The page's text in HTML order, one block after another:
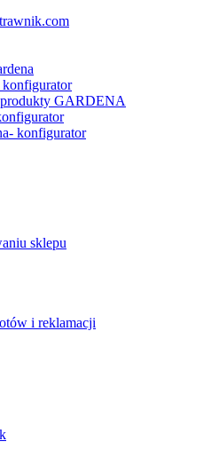
produkty GARDENA
konfigurator
sklepu
i reklamacji